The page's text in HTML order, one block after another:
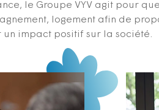
le Groupe VYV agit pour
logement afin de
impact positif sur la société.